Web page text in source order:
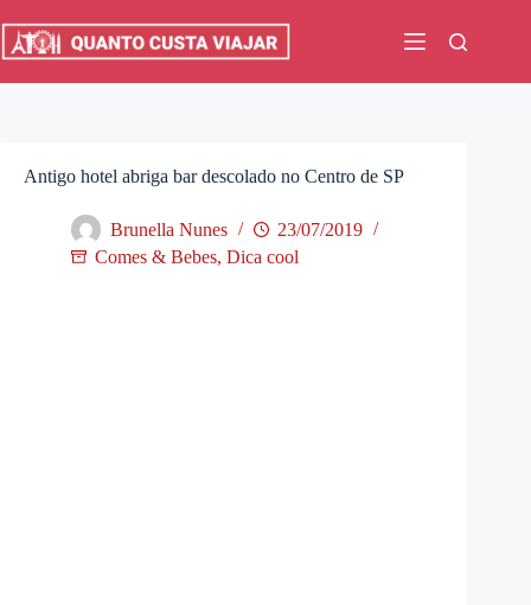
para
Antigo hotel abriga bar descolado no Centro de SP
Brunella Nunes
23/07/2019
Comes & Bebes, Dica cool